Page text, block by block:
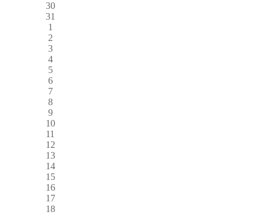
30
31
1
2
3
4
5
6
7
8
9
10
11
12
13
14
15
16
17
18